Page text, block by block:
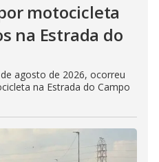
motocicleta
na Estrada do
agosto de 2026, ocorreu
na Estrada do Campo